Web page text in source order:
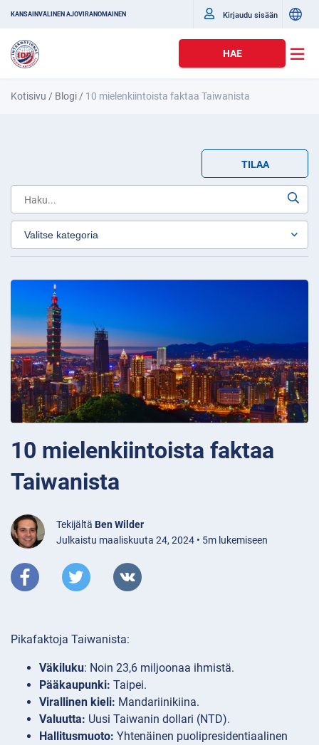
KANSAINVÄLINEN AJOVIRANOMAINEN Kirjaudu sisään
HAE
Kotisivu / Blogi / 10 mielenkiintoista faktaa Taiwanista
TILAA
10 mielenkiintoista faktaa
Taiwanista
Tekijältä Ben Wilder
Julkaistu maaliskuuta 24, 2024 • 5m lukemiseen
Pikafaktoja Taiwanista:
Väkiluku: Noin 23,6 miljoonaa ihmistä.
Pääkaupunki: Taipei.
Virallinen kieli: Mandariinikiina.
Valuutta: Uusi Taiwanin dollari (NTD).
Hallitusmuoto: Yhtenäinen puolipresidentiaalinen